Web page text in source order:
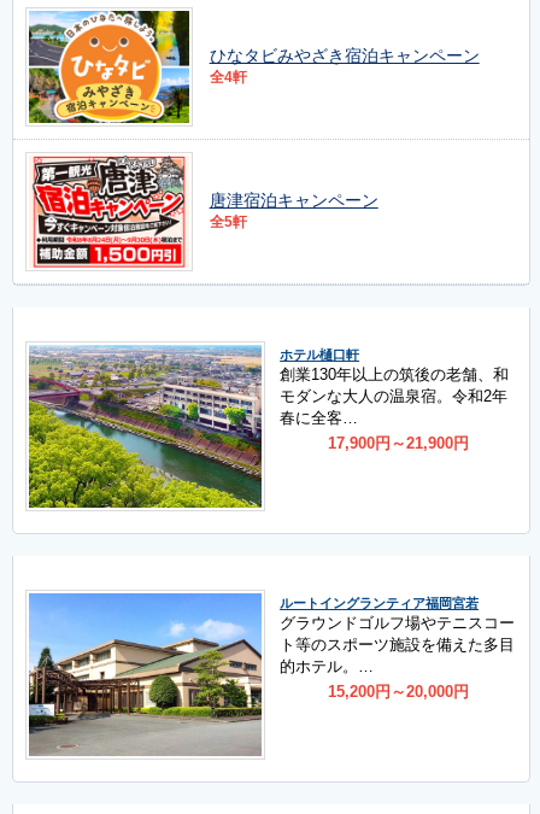
ひなタビみやざき宿泊キャンペーン
全4軒
唐津宿泊キャンペーン
全5軒
ホテル樋口軒
創業130年以上の筑後の老舗、和
モダンな大人の温泉宿。令和2年
春に全客…
17,900円 ～21,900円
ルートイングランティア福岡宮若
グラウンドゴルフ場やテニスコー
ト等のスポーツ施設を備えた多目
的ホテル。…
15,200円 ～20,000円